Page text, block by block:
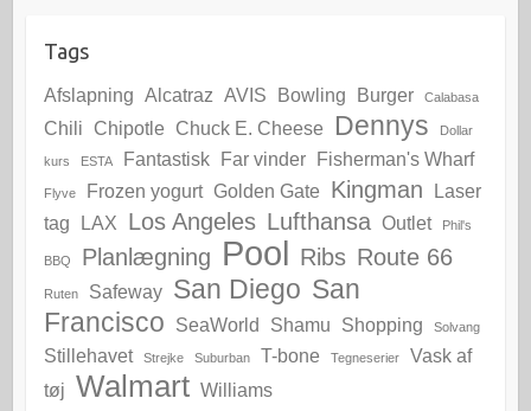
Tags
Afslapning Alcatraz AVIS Bowling Burger Calabasa
Chili Chipotle Chuck E. Cheese Dennys Dollar
kurs ESTA Fantastisk Far vinder Fisherman's Wharf
Flyve Frozen yogurt Golden Gate Kingman
Laser
tag
LAX Los Angeles Lufthansa Outlet Phil's
BBQ Planlægning Pool Ribs Route 66
Ruten Safeway San Diego San
Francisco
SeaWorld Shamu Shopping Solvang
Stillehavet Strejke Suburban T-bone Tegneserier
Vask af
tøj Walmart Williams